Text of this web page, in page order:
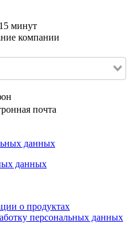
минут
компании
почта
данных
данных
о продуктах
персональных данных